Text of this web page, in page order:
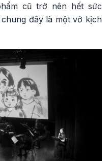
cũ trở nên hết sức
đây là một vở kịch